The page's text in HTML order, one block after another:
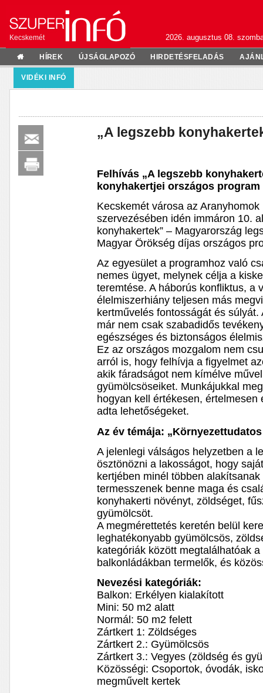
Kecskemét 2026. augusztus 08.
HÍREK ÚJSÁGLAPOZÓ HIRDETÉSFELADÁS
VIDÉKI INFÓ
„A legszebb
Felhívás „A legszebb
konyhakertjei országos
Kecskemét városa az
szervezésében idén immáron 10.
konyhakertek” – Magyarország
Magyar Örökség díjas országos
Az egyesület a programhoz való
nemes ügyet, melynek célja a
teremtése. A háborús konfliktus, a
élelmiszerhiány teljesen más
kertművelés fontosságát és
már nem csak szabadidős
egészséges és biztonságos
Ez az országos mozgalom nem
arról is, hogy felhívja a figyelmet
akik fáradságot nem kímélve
gyümölcsöseiket. Munkájukkal
hogyan kell értékesen,
adta lehetőségeket.
Az év témája:
A jelenlegi válságos helyzetben a
ösztönözni a lakosságot, hogy
kertjében minél többen
termesszenek benne maga és
konyhakerti növényt, zöldséget,
gyümölcsöt.
A megmérettetés keretén belül
leghatékonyabb gyümölcsös,
kategóriák között megtalálhatóak
balkonládákban termelők, és
Nevezési kategóriák:
Balkon: Erkélyen kialakított
Mini: 50 m2 alatt
Normál: 50 m2 felett
Zártkert 1: Zöldséges
Zártkert 2.: Gyümölcsös
Zártkert 3.: Vegyes (zöldség és
Közösségi: Csoportok, óvodák,
megművelt kertek